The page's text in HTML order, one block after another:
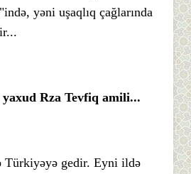
yəni uşaqlıq çağlarında
yaxud Rza Tevfiq amili...
Türkiyəyə gedir. Eyni ildə